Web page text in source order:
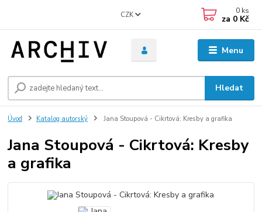
Menu
CZK
Hledat
0 ks
za 0 Kč
Úvod Katalog autorský Jana Stoupová - Cikrtová: Kresby a grafika
Jana Stoupová - Cikrtová: Kresby
a grafika